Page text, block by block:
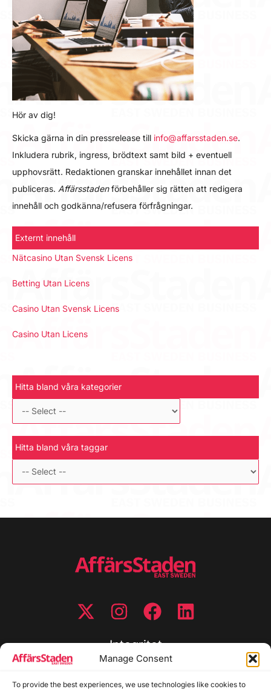
Manage Consent
To provide the best experiences, we use technologies like cookies to
Hör av dig!
Skicka gärna in din pressrelease till info@affarsstaden.se.
Inkludera rubrik, ingress, brödtext samt bild + eventuell
upphovsrätt. Redaktionen granskar innehållet innan det
publiceras. Affärsstadenförbehåller sig rätten att redigera
innehåll och godkänna/refusera förfrågningar.
Externt innehåll
Nätcasino Utan Svensk Licens
Betting Utan Licens
Casino Utan Svensk Licens
Casino Utan Licens
Hitta bland våra kategorier
Hitta bland våra taggar
Integritet
Cookiepolicy